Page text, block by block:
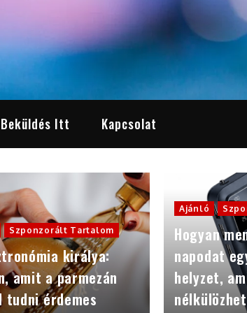
Itt Kapcsolat
Szponzorált Tartalom
királya:
amit a parmezán
érdemes
Ajánló
Hogyan
napodat
helyzet,